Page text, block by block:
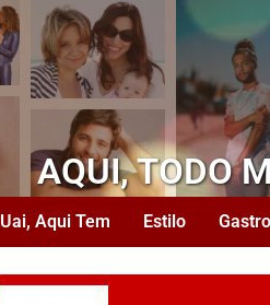
AQUI, TODO
Uai, Aqui Tem Estilo